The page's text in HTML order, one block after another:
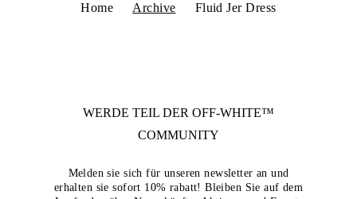
Home Archive Fluid Jer Dress
WERDE TEIL DER OFF-WHITE™
COMMUNITY
Melden sie sich für unseren newsletter an und
erhalten sie sofort 10% rabatt! Bleiben Sie auf dem